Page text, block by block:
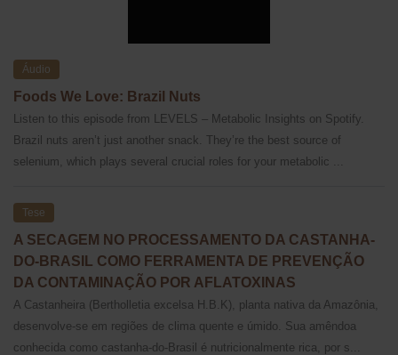
Áudio
Foods We Love: Brazil Nuts
Listen to this episode from LEVELS – Metabolic Insights on Spotify.
Brazil nuts aren’t just another snack. They’re the best source of
selenium, which plays several crucial roles for your metabolic ...
Tese
A SECAGEM NO PROCESSAMENTO DA CASTANHA-
DO-BRASIL COMO FERRAMENTA DE PREVENÇÃO
DA CONTAMINAÇÃO POR AFLATOXINAS
A Castanheira (Bertholletia excelsa H.B.K), planta nativa da Amazônia,
desenvolve-se em regiões de clima quente e úmido. Sua amêndoa
conhecida como castanha-do-Brasil é nutricionalmente rica, por s...